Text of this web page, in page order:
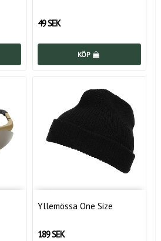
49 SEK
KÖP
Yllemössa One Size
189 SEK